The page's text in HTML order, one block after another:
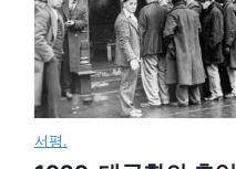
서평.